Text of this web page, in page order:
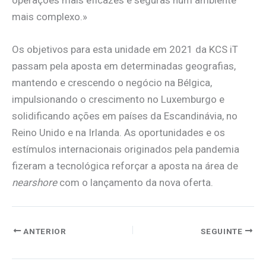
mais complexo.»
Os objetivos para esta unidade em 2021 da KCS iT
passam pela aposta em determinadas geografias,
mantendo e crescendo o negócio na Bélgica,
impulsionando o crescimento no Luxemburgo e
solidificando ações em países da Escandinávia, no
Reino Unido e na Irlanda. As oportunidades e os
estímulos internacionais originados pela pandemia
fizeram a tecnológica reforçar a aposta na área de
nearshorecom o lançamento da nova oferta.
ANTERIOR SEGUINTE